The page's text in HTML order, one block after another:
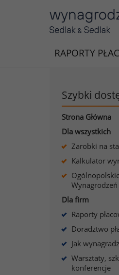
RAPORTY
Szybki
Strona Główna
Dla wszystkich
Zarobki na
Kalkulator
Wynagrodzeń
Dla firm
Raporty
Doradztwo
Jak
Warsztaty,
konferencje